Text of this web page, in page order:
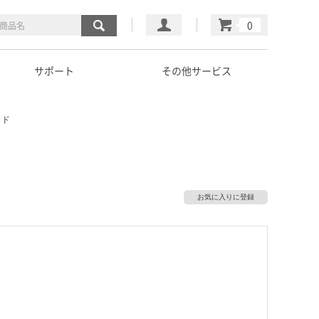
マイページ
カート
サポート その他サービス
お気に入りに登録